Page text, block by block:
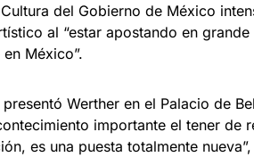
del Gobierno de México
al “estar apostando en
México”.
Werther en el Palacio de
importante el tener de
es una puesta totalmente